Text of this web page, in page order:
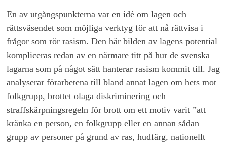
En av utgångspunkterna var en idé om lagen och
rättsväsendet som möjliga verktyg för att nå rättvisa i
frågor som rör rasism. Den här bilden av lagens potential
kompliceras redan av en närmare titt på hur de svenska
lagarna som på något sätt hanterar rasism kommit till. Jag
analyserar förarbetena till bland annat lagen om hets mot
folkgrupp, brottet olaga diskriminering och
straffskärpningsregeln för brott om ett motiv varit ”att
kränka en person, en folkgrupp eller en annan sådan
grupp av personer på grund av ras, hudfärg, nationellt